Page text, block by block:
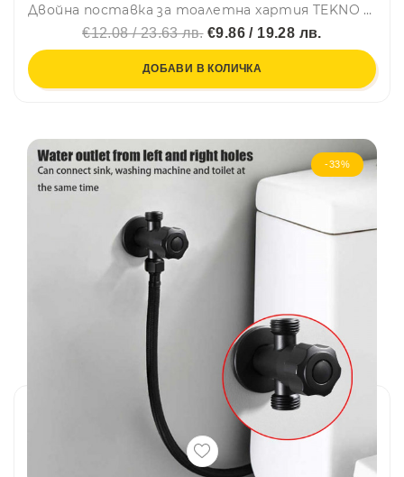
Двойна поставка за тоалетна хартия TEKNO TEL TR DM 282W, 14х14х30 см, Вакуум, Бял
€12.08 / 23.63 лв.€9.86 / 19.28 лв.
ДОБАВИ В КОЛИЧКА
-33%